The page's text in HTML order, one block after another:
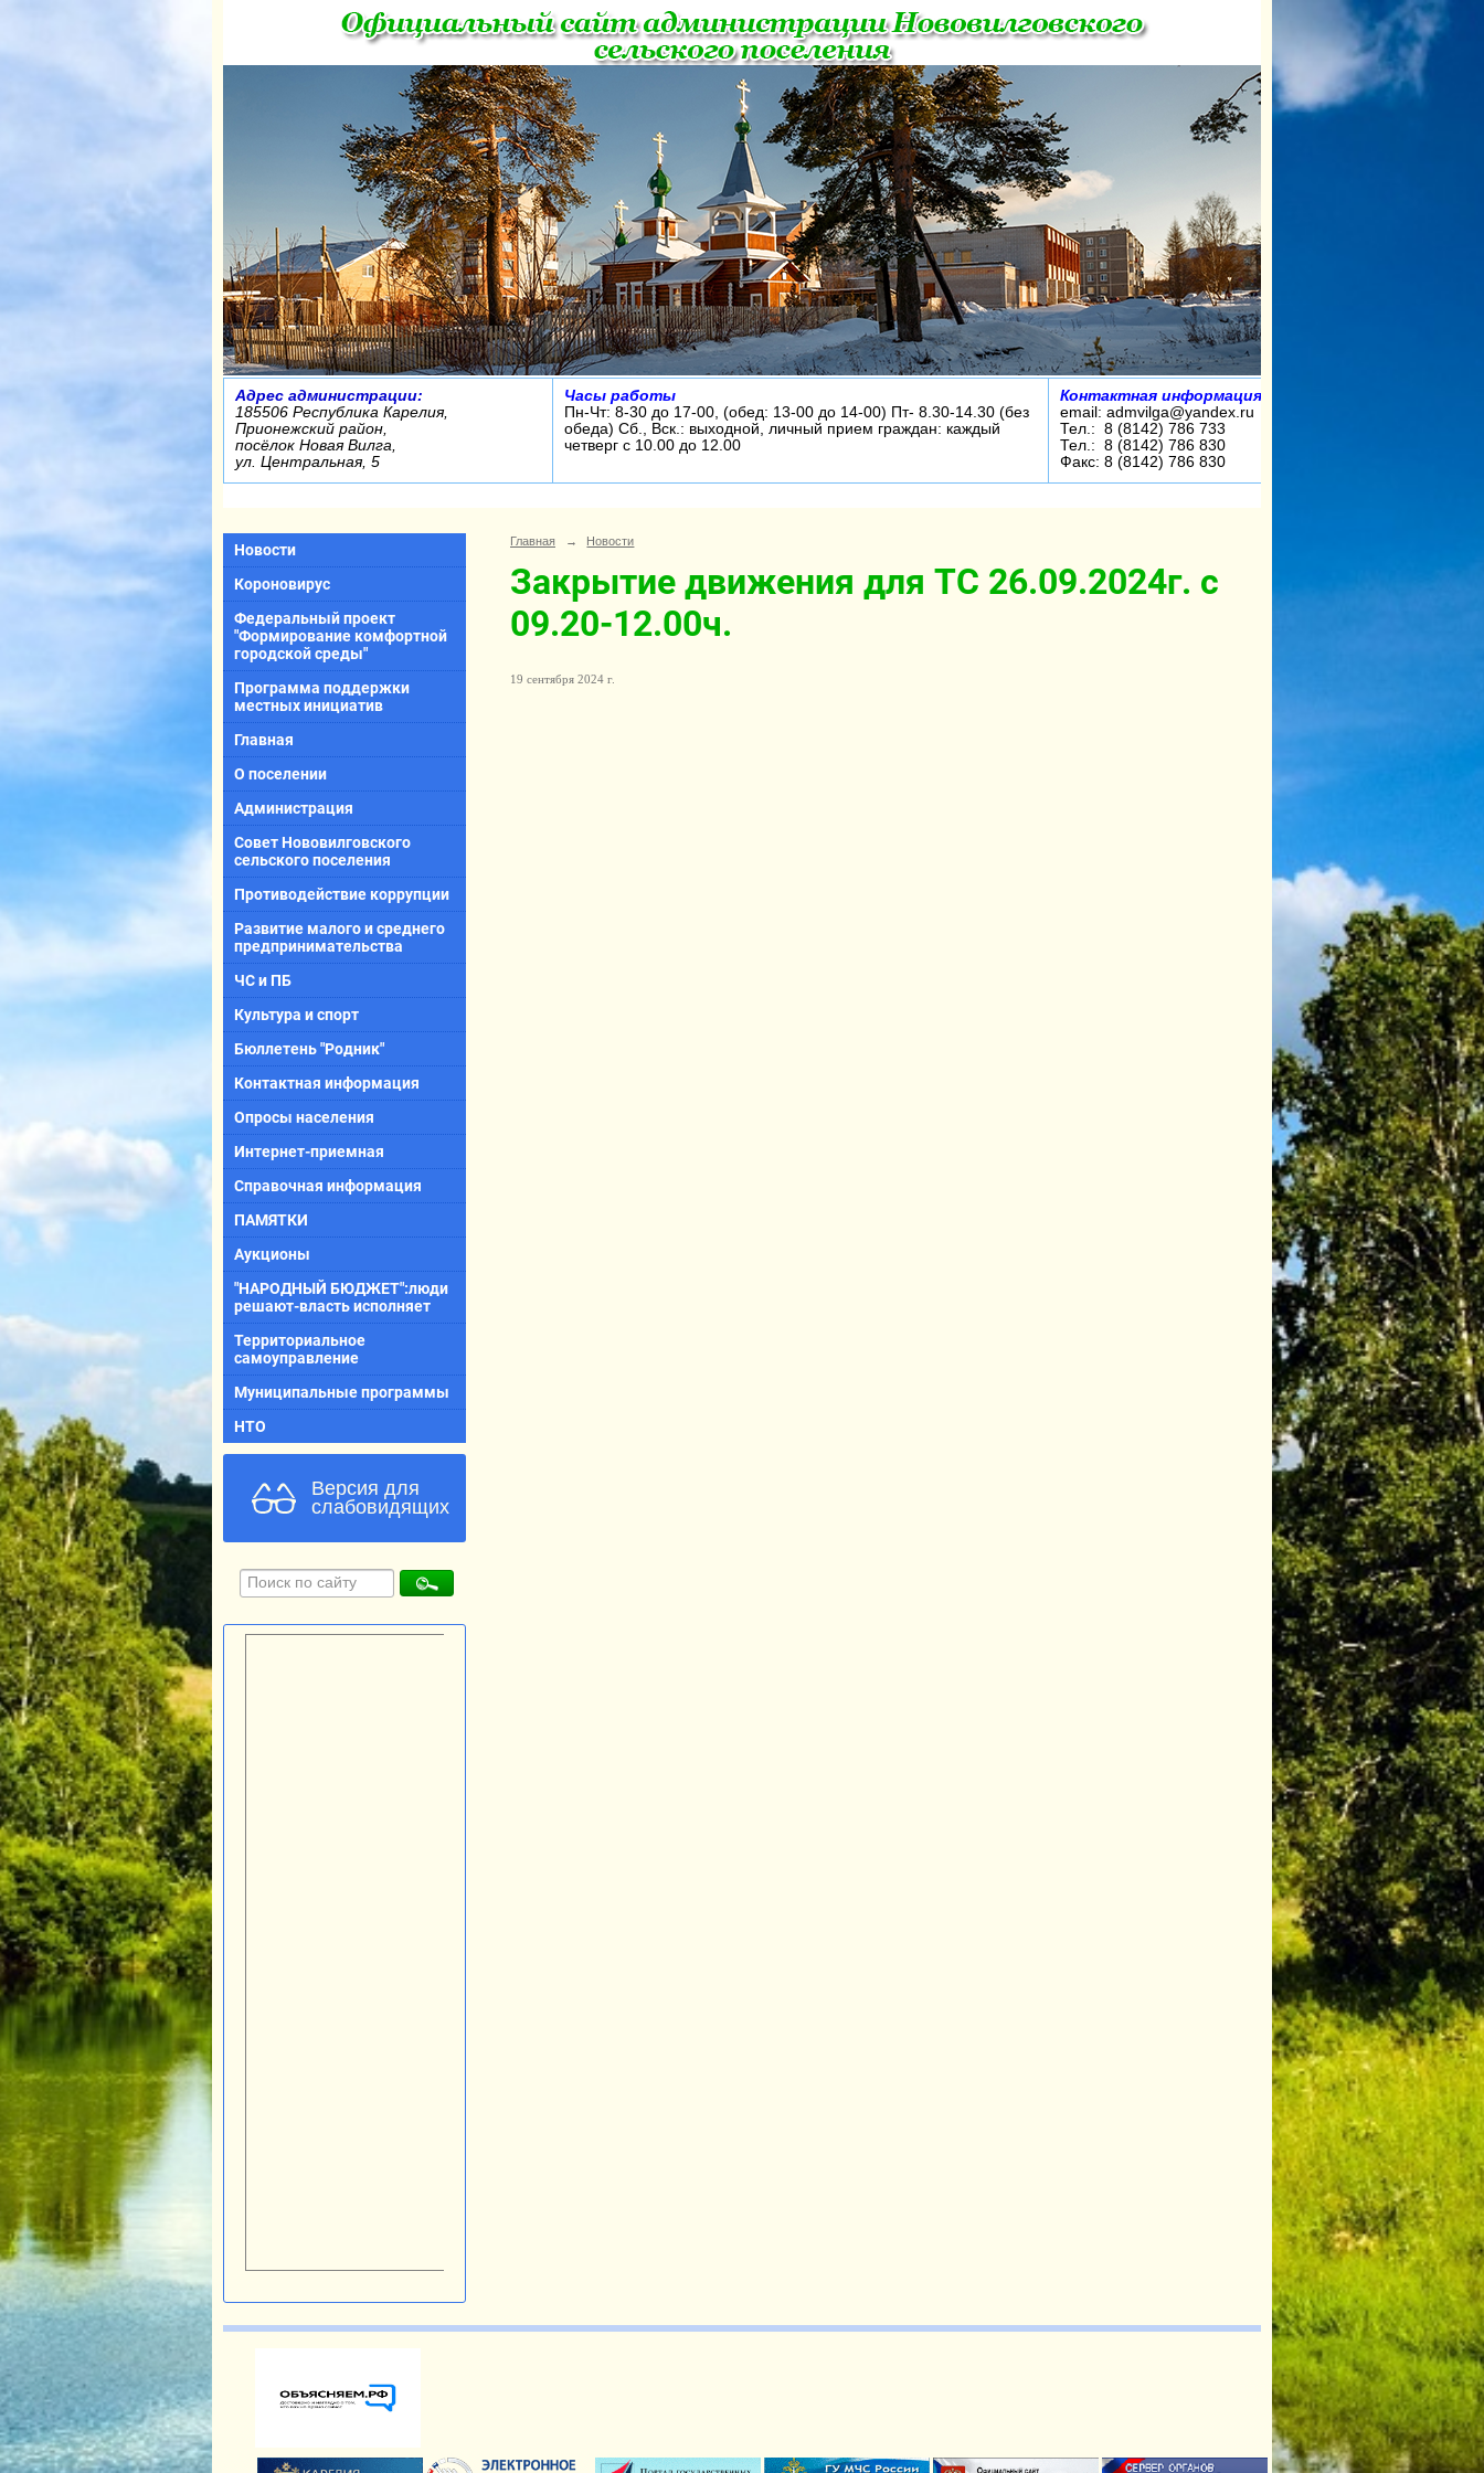
Адрес администрации:
185506 Республика Карелия,
Прионежский район,
посёлок Новая Вилга,
ул. Центральная, 5
Часы работы
Пн-Чт: 8-30 до 17-00, (обед: 13-00 до 14-00) Пт- 8.30-14.30 (без
обеда) Сб., Вск.: выходной, личный прием граждан: каждый
четверг с 10.00 до 12.00
Контактная информация:
email: admvilga@yandex.ru
Тел.: 8 (8142) 786 733
Тел.: 8 (8142) 786 830
Факс: 8 (8142) 786 830
Новости
Короновирус
Федеральный проект
"Формирование комфортной
городской среды"
Программа поддержки
местных инициатив
Главная
О поселении
Администрация
Совет Нововилговского
сельского поселения
Противодействие коррупции
Развитие малого и среднего
предпринимательства
ЧС и ПБ
Культура и спорт
Бюллетень "Родник"
Контактная информация
Опросы населения
Интернет-приемная
Справочная информация
ПАМЯТКИ
Аукционы
"НАРОДНЫЙ БЮДЖЕТ":люди
решают-власть исполняет
Территориальное
самоуправление
Муниципальные программы
НТО
Версия для
слабовидящих
Главная → Новости
Закрытие движения для ТС 26.09.2024г. с
09.20-12.00ч.
19 сентября 2024 г.